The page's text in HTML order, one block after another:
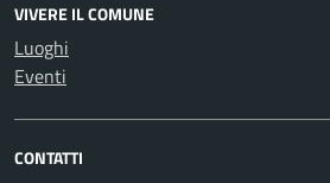
VIVERE IL COMUNE
Luoghi
Eventi
CONTATTI